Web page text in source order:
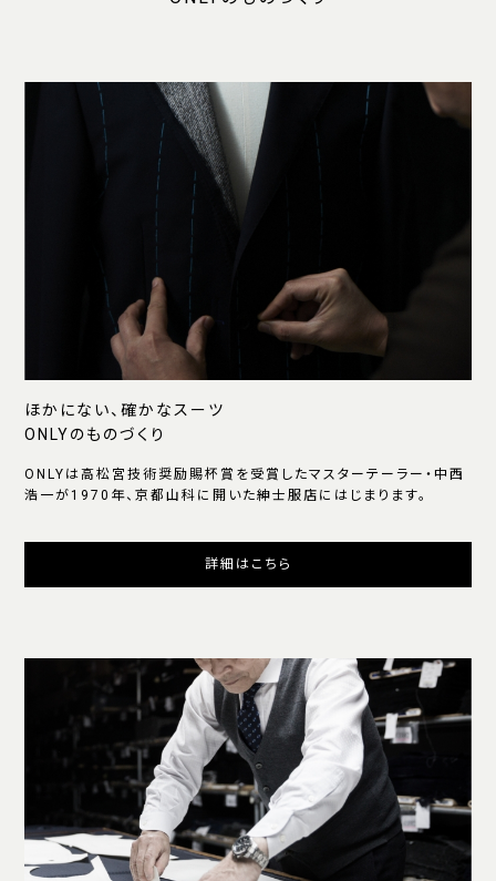
ほかにない、確かなスーツ
ONLYのものづくり
ONLYは高松宮技術奨励賜杯賞を受賞したマスターテーラー・中西
浩一が1970年、京都山科に開いた紳士服店にはじまります。
詳細はこちら